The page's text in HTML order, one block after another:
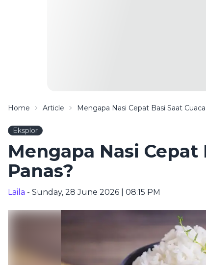
Home Article Mengapa Nasi Cepat Basi Saat
Eksplor
Mengapa Nasi Cepat
Panas?
Laila - Sunday, 28 June 2026 | 08:15 PM